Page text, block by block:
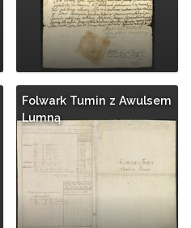
Folwark Tumin z Awulsem
Lumną